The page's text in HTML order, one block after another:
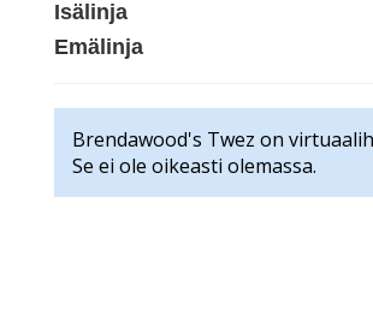
Isälinja
Emälinja
Brendawood's Twez on
Se ei ole oikeasti olemassa.